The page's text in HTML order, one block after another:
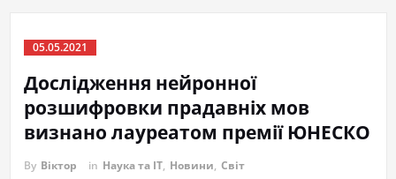
05.05.2021
Дослідження нейронної
розшифровки прадавніх мов
визнано лауреатом премії ЮНЕСКО
By Віктор in Наука та IT, Новини, Світ